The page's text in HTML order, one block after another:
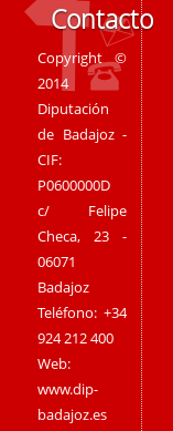
Contacto
Copyright ©
2014
Diputación
de Badajoz -
CIF:
P0600000D
c/ Felipe
Checa, 23 -
06071
Badajoz
Teléfono: +34
924 212 400
Web:
www.dip-
badajoz.es